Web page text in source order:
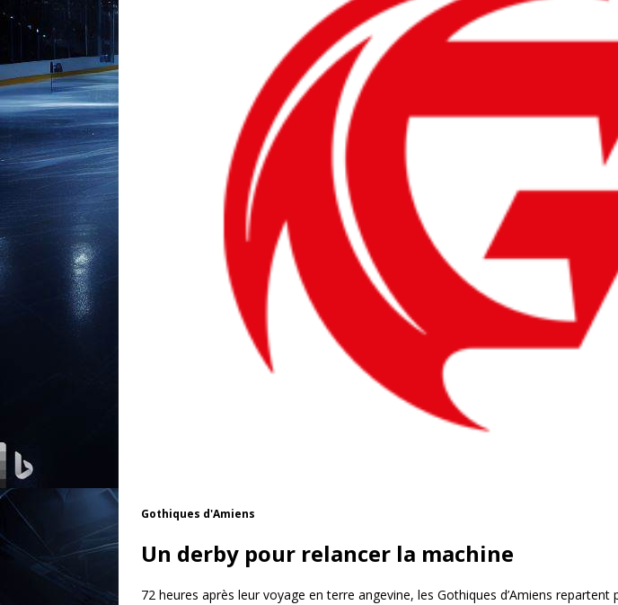
Gothiques d'Amiens
Un derby pour relancer la machine
72 heures après leur voyage en terre angevine, les Gothiques d’Amiens repartent